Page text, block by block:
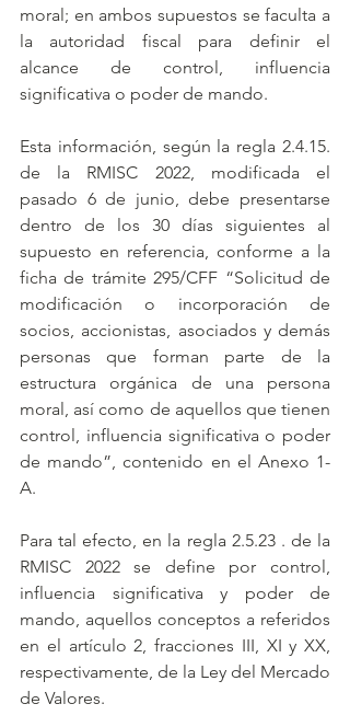
moral; en ambos supuestos se faculta a
la autoridad fiscal para definir el
alcance de control, influencia
significativa o poder de mando.
Esta información, según la regla 2.4.15.
de la RMISC 2022, modificada el
pasado 6 de junio, debe presentarse
dentro de los 30 días siguientes al
supuesto en referencia, conforme a la
ficha de trámite 295/CFF “Solicitud de
modificación o incorporación de
socios, accionistas, asociados y demás
personas que forman parte de la
estructura orgánica de una persona
moral, así como de aquellos que tienen
control, influencia significativa o poder
de mando”, contenido en el Anexo 1-
A.
Para tal efecto, en la regla 2.5.23 . de la
RMISC 2022 se define por control,
influencia significativa y poder de
mando, aquellos conceptos a referidos
en el artículo 2, fracciones III, XI y XX,
respectivamente, de la Ley del Mercado
de Valores.